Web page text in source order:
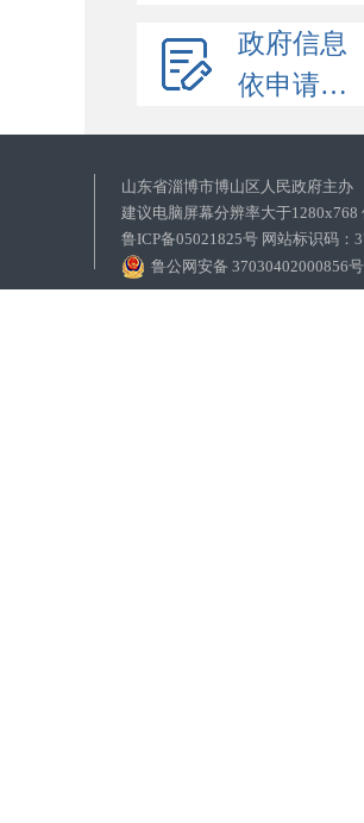
政府信息
依申请公开
山东省淄博市博山区人民政府主
建议电脑屏幕分辨率大于
鲁ICP备05021825号 网站标识码：
鲁公网安备 37030402000856号